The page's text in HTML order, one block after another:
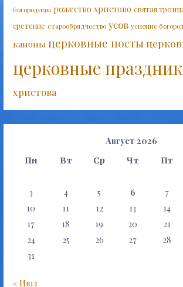
богородицы рожество христово святая
сретение старообрядчество усов успение
каноны церковные посты
церковные
христова
Август 2026
Пн Вт Ср Чт Пт
3
4 5 6 7
10
11 12 13 14
17
18 19 20 21
24
25 26 27 28
31
« Июл